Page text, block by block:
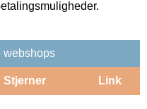
webshops
Stjerner Link